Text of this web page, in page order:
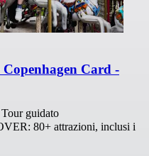
Card -
guidato
80+ attrazioni, inclusi i